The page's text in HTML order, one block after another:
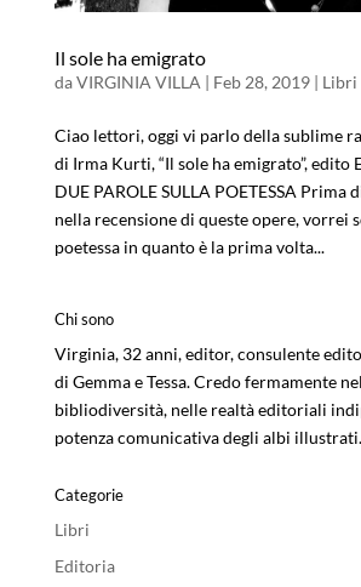
Il sole ha emigrato
daVIRGINIA VILLA | Feb 28, 2019| Libri
Ciao lettori, oggi vi parlo della sublime
di Irma Kurti, “Il sole ha emigrato”, edito
DUE PAROLE SULLA POETESSA Prima
nella recensione di queste opere, vorrei
poetessa in quanto è la prima volta...
Chi sono
Virginia, 32 anni, editor, consulente
di Gemma e Tessa. Credo fermamente
bibliodiversità, nelle realtà editoriali
potenza comunicativa degli albi illustrati.
Categorie
Libri
Editoria